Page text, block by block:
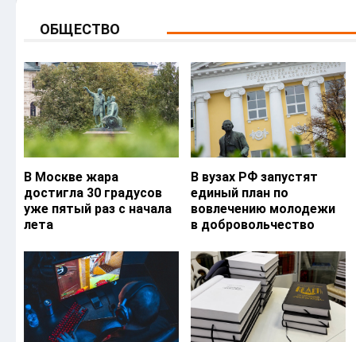
ОБЩЕСТВО
В Москве жара
достигла 30 градусов
уже пятый раз с начала
лета
В вузах РФ запустят
единый план по
вовлечению молодежи
в добровольчество